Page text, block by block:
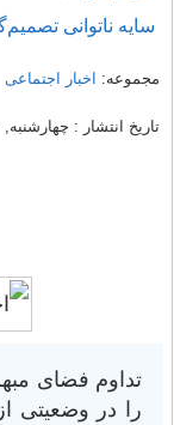
سایه ناتوانی
مجموعه: اخبار اجتماعی
تاریخ انتشار : چهارشنبه, ۲۰ خرداد ۱۴۰۵ ۱۴:۱۲
تداوم فضای
را در وضعیتی